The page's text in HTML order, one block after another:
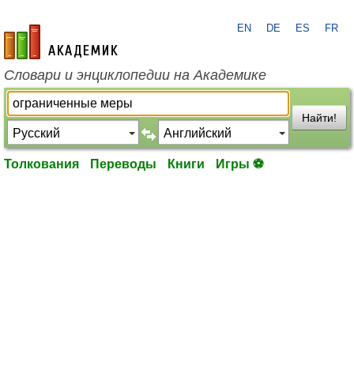
academic.ru
EN DE ES FR
Словари и энциклопедии на Академике
Найти!
Толкования Переводы Книги Игры ⚽